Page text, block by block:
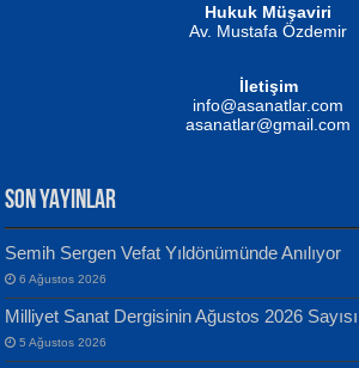
MUSTAFA KELOĞLU
Yarına İz Bırakmak...
Yılmaz Ekinci
Geceye Söylenen...
Hukuk Müşaviri
Av. Mustafa Özdemir
İletişim
info@asanatlar.com
asanatlar@gmail.com
SON YAYINLAR
Semih Sergen Vefat Yıldönümünde Anılıyor
6 Ağustos 2026
Milliyet Sanat Dergisinin Ağustos 2026 Sayısı
5 Ağustos 2026